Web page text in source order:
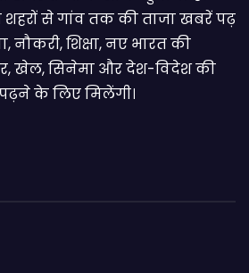
से गांव तक की ताजा खबरें पढ़
शिक्षा, नए भारत की
खेल, सिनेमा और देश-विदेश की
के लिए मिलेंगी।